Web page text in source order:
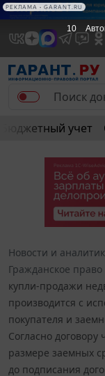
РЕКЛАМА
Бюджетный учет
Новости и
Гражданское право
купли-продажи
производится с
покупателя и
Согласно
размере заемных
до подписания
10
РЕКЛАМА • GARANT.RU